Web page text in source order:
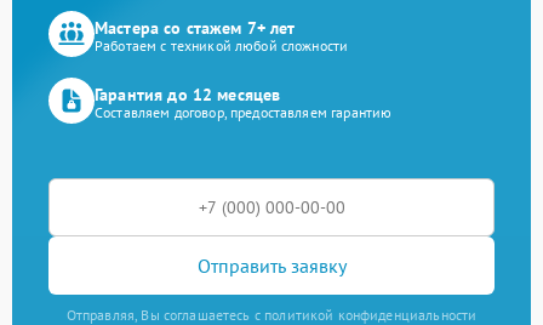
Мастера со стажем 7+ лет
Работаем с техникой любой сложности
Гарантия до 12 месяцев
Составляем договор, предоставляем гарантию
Отправить заявку
Отправляя, Вы соглашаетесь с политикой конфиденциальности